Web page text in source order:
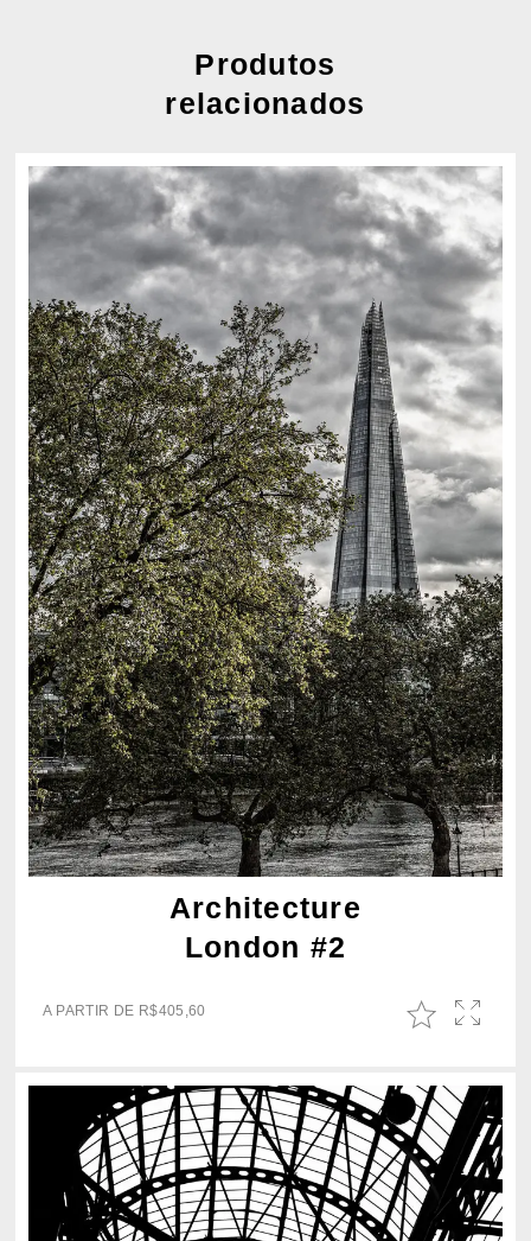
Produtos
relacionados
Architecture
London #2
A PARTIR DE R$405,60